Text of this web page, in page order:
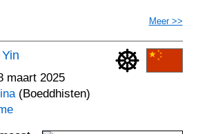
Meer >>
maart 2025
(Boeddhisten)